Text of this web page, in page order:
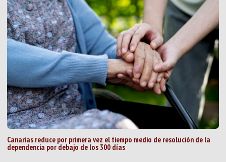
Canarias reduce por primera vez el tiempo medio de resolución de la
dependencia por debajo de los 300 días